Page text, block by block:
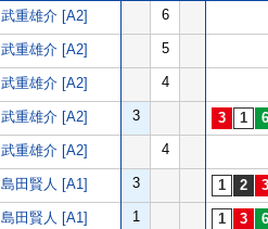
武重雄介 [A2] 6
武重雄介 [A2] 5
武重雄介 [A2] 4
武重雄介 [A2] 3
武重雄介 [A2] 4
島田賢人 [A1] 3
島田賢人 [A1] 1